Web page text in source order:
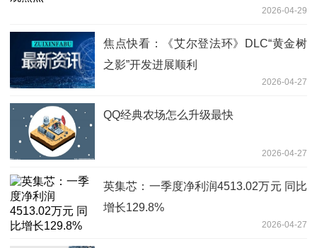
2026-04-29
焦点快看：《艾尔登法环》DLC“黄金树
之影”开发进展顺利
2026-04-27
QQ经典农场怎么升级最快
2026-04-27
英集芯：一季度净利润4513.02万元 同比
增长129.8%
2026-04-27